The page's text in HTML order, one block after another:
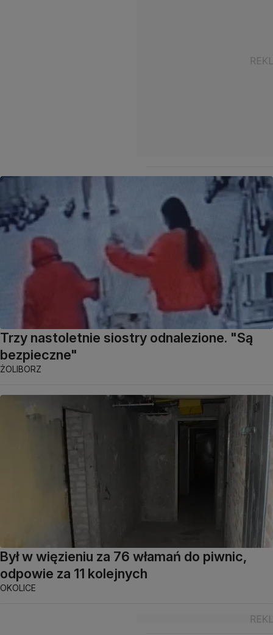
Trzy nastoletnie siostry odnalezione. "Są
bezpieczne"
ŻOLIBORZ
Był w więzieniu za 76 włamań do piwnic,
odpowie za 11 kolejnych
OKOLICE